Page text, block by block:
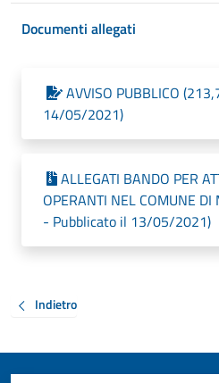
Documenti allegati
AVVISO PUBBLICO
14/05/2021)
ALLEGATI BANDO PER
OPERANTI NEL COMUNE
- Pubblicato il 13/05/2021)
Indietro